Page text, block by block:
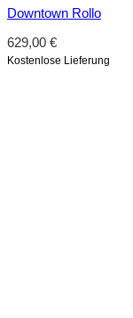
Downtown Rollo
629,00 €
Kostenlose Lieferung